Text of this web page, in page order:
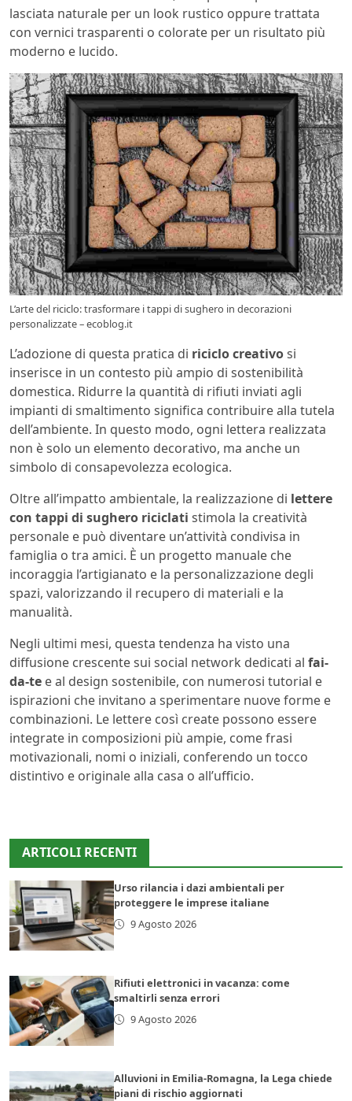
lasciata naturale per un look rustico oppure trattata
con vernici trasparenti o colorate per un risultato più
moderno e lucido.
L’arte del riciclo: trasformare i tappi di sughero in decorazioni
personalizzate – ecoblog.it
L’adozione di questa pratica di riciclo creativosi
inserisce in un contesto più ampio di sostenibilità
domestica. Ridurre la quantità di rifiuti inviati agli
impianti di smaltimento significa contribuire alla tutela
dell’ambiente. In questo modo, ogni lettera realizzata
non è solo un elemento decorativo, ma anche un
simbolo di consapevolezza ecologica.
Oltre all’impatto ambientale, la realizzazione di lettere
con tappi di sughero riciclati stimola la creatività
personale e può diventare un’attività condivisa in
famiglia o tra amici. È un progetto manuale che
incoraggia l’artigianato e la personalizzazione degli
spazi, valorizzando il recupero di materiali e la
manualità.
Negli ultimi mesi, questa tendenza ha visto una
diffusione crescente sui social network dedicati al fai-
da-te e al design sostenibile, con numerosi tutorial e
ispirazioni che invitano a sperimentare nuove forme e
combinazioni. Le lettere così create possono essere
integrate in composizioni più ampie, come frasi
motivazionali, nomi o iniziali, conferendo un tocco
distintivo e originale alla casa o all’ufficio.
ARTICOLI RECENTI
Urso rilancia i dazi ambientali per
proteggere le imprese italiane
9 Agosto 2026
Rifiuti elettronici in vacanza: come
smaltirli senza errori
9 Agosto 2026
Alluvioni in Emilia-Romagna, la Lega chiede
piani di rischio aggiornati